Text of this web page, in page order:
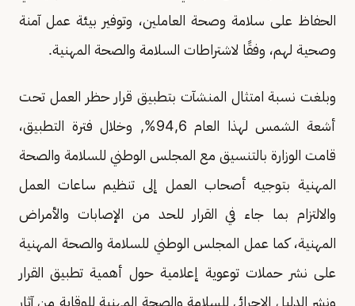
الحفاظ على سلامة وصحة العاملين، وتوفير بيئة عمل آمنة
وصحية لهم، وفقًا لاشتراطات السلامة والصحة المهنية.
وبلغت نسبة امتثال المنشآت بتطبيق قرار حظر العمل تحت
أشعة الشمس لهذا العام 94,6%, وخلال فترة التطبيق،
قامت الوزارة بالتنسيق مع المجلس الوطني للسلامة والصحة
المهنية بتوجيه أصحاب العمل إلى تنظيم ساعات العمل
والالتزام بما جاء في القرار للحد من الإصابات والأمراض
المهنية، كما عمل المجلس الوطني للسلامة والصحة المهنية
على نشر حملات توعوية إعلامية حول أهمية تطبيق القرار
ونشر الدليل الإجرائي للسلامة والصحة المهنية للوقاية من آثار